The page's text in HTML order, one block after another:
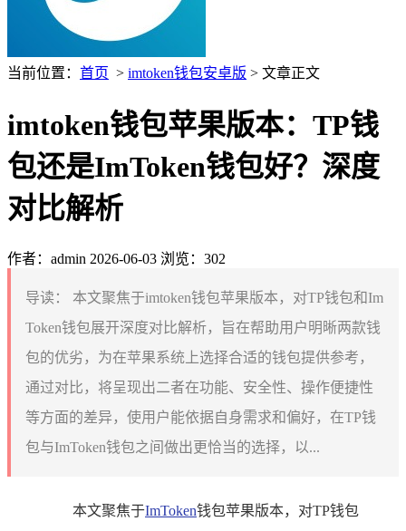
当前位置： 首页 > imtoken钱包安卓版 > 文章正文
imtoken钱包苹果版本：TP钱
包还是ImToken钱包好？深度
对比解析
作者：admin 2026-06-03 浏览：302
导读：
本文聚焦于imtoken钱包苹果版本，对TP钱包和Im
Token钱包展开深度对比解析，旨在帮助用户明晰两款钱
包的优劣，为在苹果系统上选择合适的钱包提供参考，
通过对比，将呈现出二者在功能、安全性、操作便捷性
等方面的差异，使用户能依据自身需求和偏好，在TP钱
包与ImToken钱包之间做出更恰当的选择，以...
本文聚焦于ImToken钱包苹果版本，对TP钱包